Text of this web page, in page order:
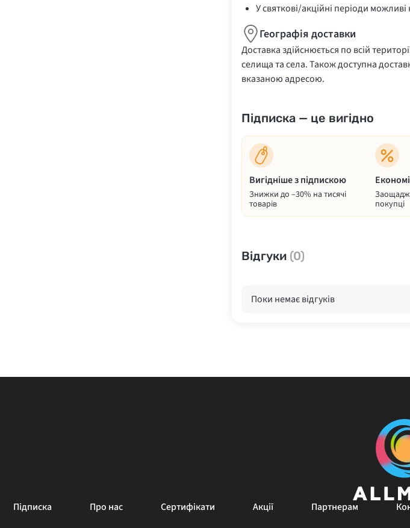
У святкові/акційні періоди
Географія доставки
Доставка здійснюється по всій
селища та села. Також доступна
вказаною адресою.
Підписка — це вигідно
Вигідніше з підпискою
Знижки до –30% на тисячі
товарів
покупці
Відгуки (0)
Поки немає відгуків
Підписка Про нас Сертифікати Акції Партнерам